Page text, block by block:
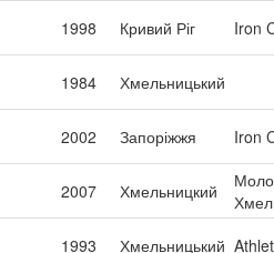
1998 Кривий Ріг Iron
1984 Хмельницький
2002 Запоріжжя Iron
2007 Хмельницкий
1993 Хмельницький